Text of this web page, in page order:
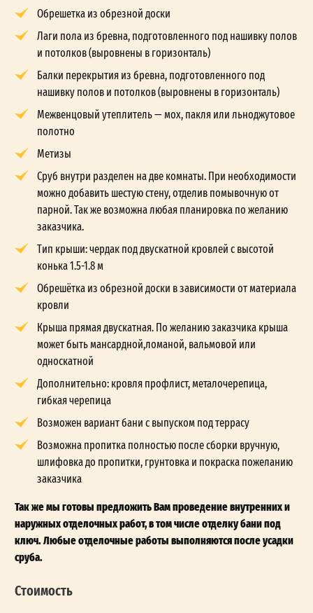
Обрешетка из обрезной доски
Лаги пола из бревна, подготовленного под нашивку полов
и потолков (выровнены в горизонталь)
Балки перекрытия из бревна, подготовленного под
нашивку полов и потолков (выровнены в горизонталь)
Межвенцовый утеплитель — мох, пакля или льноджутовое
полотно
Метизы
Сруб внутри разделен на две комнаты. При необходимости
можно добавить шестую стену, отделив помывочную от
парной. Так же возможна любая планировка по желанию
заказчика.
Тип крыши: чердак под двускатной кровлей с высотой
конька 1.5-1.8 м
Обрешётка из обрезной доски в зависимости от материала
кровли
Крыша прямая двускатная. По желанию заказчика крыша
может быть мансардной,ломаной, вальмовой или
односкатной
Дополнительно: кровля профлист, металочерепица,
гибкая черепица
Возможен вариант бани с выпуском под террасу
Возможна пропитка полностью после сборки вручную,
шлифовка до пропитки, грунтовка и покраска пожеланию
заказчика
Так же мы готовы предложить Вам проведение внутренних и
наружных отделочных работ, в том числе отделку бани под
ключ. Любые отделочные работы выполняются после усадки
сруба.
Стоимость